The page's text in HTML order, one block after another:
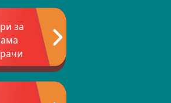
за